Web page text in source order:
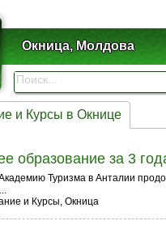
Окница, Молдова
и Курсы в Окнице
образование за 3
Туризма в Анталии
и Курсы, Окница